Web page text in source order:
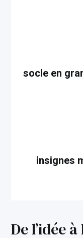
socle en
insignes
De l’idée